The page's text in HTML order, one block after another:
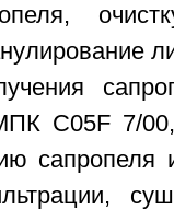
C05F 7/
сапропеля